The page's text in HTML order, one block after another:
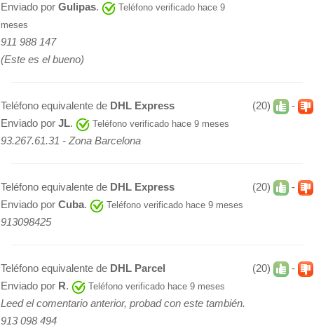
Enviado por Gulipas.
Teléfono verificado hace 9
meses
911 988 147
(Este es el bueno)
(20) -
Teléfono equivalente de DHL Express
Enviado por JL. Teléfono verificado hace 9 meses
93.267.61.31 - Zona Barcelona
(20) -
Teléfono equivalente de DHL Express
Enviado por Cuba. Teléfono verificado hace 9 meses
913098425
(20) -
Teléfono equivalente de DHL Parcel
Enviado por R. Teléfono verificado hace 9 meses
Leed el comentario anterior, probad con este también.
913 098 494